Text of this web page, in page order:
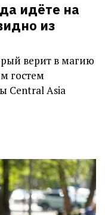
идёте на
из
верит в магию
гостем
Central Asia